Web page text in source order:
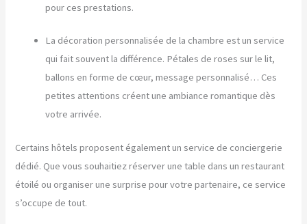
pour ces prestations.
La décoration personnalisée de la chambre est un service
qui fait souvent la différence. Pétales de roses sur le lit,
ballons en forme de cœur, message personnalisé… Ces
petites attentions créent une ambiance romantique dès
votre arrivée.
Certains hôtels proposent également un service de conciergerie
dédié. Que vous souhaitiez réserver une table dans un restaurant
étoilé ou organiser une surprise pour votre partenaire, ce service
s’occupe de tout.